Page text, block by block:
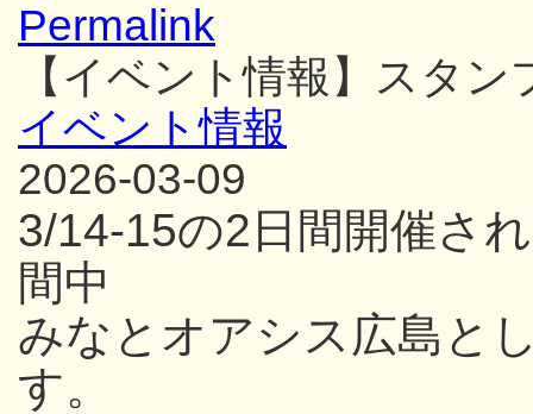
Permalink
【イベント情報】スタ
イベント情報
2026-03-09
3/14-15の2日間開催さ
間中
みなとオアシス広島と
す。